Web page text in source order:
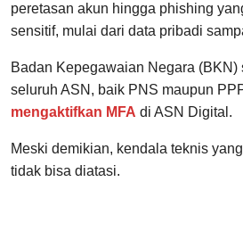
peretasan akun hingga phishing
sensitif, mulai dari data pribadi
Badan Kepegawaian Negara
seluruh ASN, baik PNS maupun
mengaktifkan MFA di ASN Digital.
Meski demikian, kendala teknis
tidak bisa diatasi.